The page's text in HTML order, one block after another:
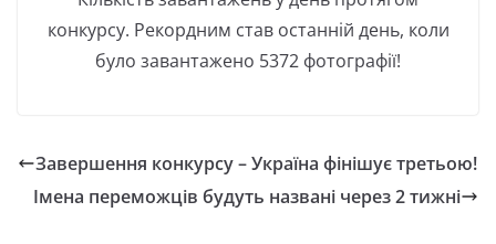
конкурсу. Рекордним став останній день, коли
було завантажено 5372 фотографії!
Завершення конкурсу – Україна фінішує третьою!
Імена переможців будуть названі через 2 тижні